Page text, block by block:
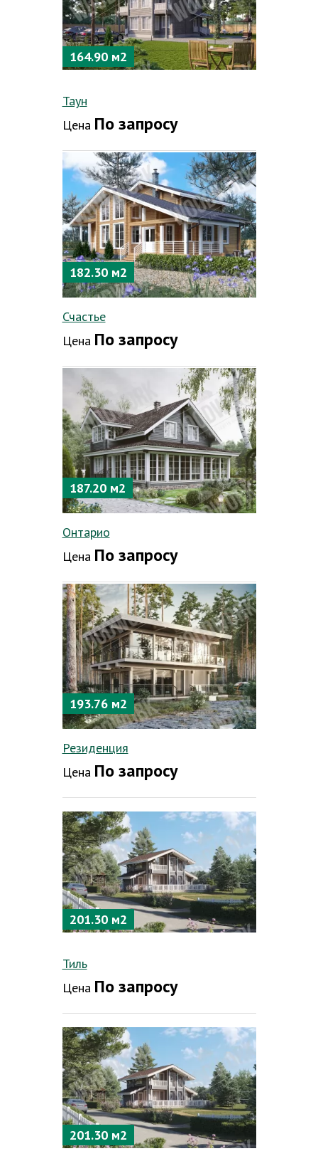
164.90 м2
Таун
Цена По запросу
182.30 м2
Счастье
Цена По запросу
187.20 м2
Онтарио
Цена По запросу
193.76 м2
Резиденция
Цена По запросу
201.30 м2
Тиль
Цена По запросу
201.30 м2